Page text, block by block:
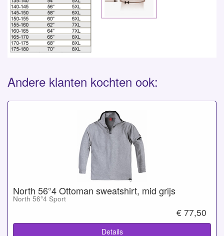
Andere klanten kochten ook:
North 56°4 Ottoman sweatshirt, mid grijs
North 56°4 Sport
€ 77,50
Details